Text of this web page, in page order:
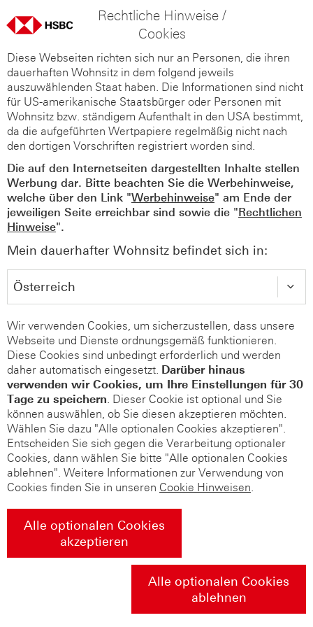
Rechtliche Hinweise /
Cookies
Diese Webseiten richten sich nur an Personen, die ihren
dauerhaften Wohnsitz in dem folgend jeweils
auszuwählenden Staat haben. Die Informationen sind nicht
für US-amerikanische Staatsbürger oder Personen mit
Wohnsitz bzw. ständigem Aufenthalt in den USA bestimmt,
da die aufgeführten Wertpapiere regelmäßig nicht nach
den dortigen Vorschriften registriert worden sind.
Die auf den Internetseiten dargestellten Inhalte stellen
Werbung dar. Bitte beachten Sie die Werbehinweise,
welche über den Link "Werbehinweise" am Ende der
jeweiligen Seite erreichbar sind sowie die "Rechtlichen
Hinweise".
Mein dauerhafter Wohnsitz befindet sich in:
Wir verwenden Cookies, um sicherzustellen, dass unsere
Webseite und Dienste ordnungsgemäß funktionieren.
Diese Cookies sind unbedingt erforderlich und werden
daher automatisch eingesetzt. Darüber hinaus
verwenden wir Cookies, um Ihre Einstellungen für 30
Tage zu speichern. Dieser Cookie ist optional und Sie
können auswählen, ob Sie diesen akzeptieren möchten.
Wählen Sie dazu "Alle optionalen Cookies akzeptieren".
Entscheiden Sie sich gegen die Verarbeitung optionaler
Cookies, dann wählen Sie bitte "Alle optionalen Cookies
ablehnen". Weitere Informationen zur Verwendung von
Cookies finden Sie in unseren Cookie Hinweisen.
Alle optionalen Cookies
akzeptieren
Alle optionalen Cookies
ablehnen